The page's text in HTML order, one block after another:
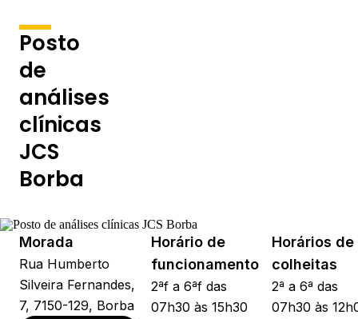
Posto
de
análises
clínicas
JCS
Borba
Morada
Rua Humberto
Silveira Fernandes,
7, 7150-129, Borba
Horário de
funcionamento
2ªf a 6ªf das
07h30 às 15h30
Horários de
colheitas
2ª a 6ª das
07h30 às